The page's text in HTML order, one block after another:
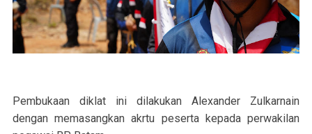
Pembukaan diklat ini dilakukan Alexander Zulkarnain
dengan memasangkan akrtu peserta kepada perwakilan